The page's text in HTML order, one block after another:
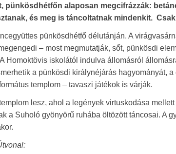
pünkösdhétfőn alaposan megcifrázzák:
és meg is táncoltatnak mindenkit.
pünkösdhétfő délutánján. A
– most megmutatják, sőt, pünkösdi
Homoktövis iskolától indulva állomásról
a pünkösdi királynéjárás hagyományát, a
templom – tavaszi játékok is várják.
lesz, ahol a legények virtuskodása
a Suholó gyönyörű ruhába öltözött táncosai. A